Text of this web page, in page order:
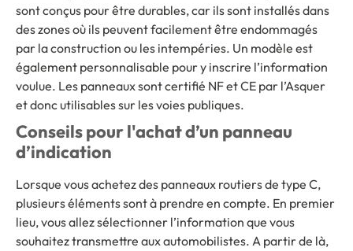
sont conçus pour être durables, car ils sont installés dans
des zones où ils peuvent facilement être endommagés
par la construction ou les intempéries. Un modèle est
également personnalisable pour y inscrire l’information
voulue. Les panneaux sont certifié NF et CE par l’Asquer
et donc utilisables sur les voies publiques.
Conseils pour l'achat d’un panneau
d’indication
Lorsque vous achetez des panneaux routiers de type C,
plusieurs éléments sont à prendre en compte. En premier
lieu, vous allez sélectionner l’information que vous
souhaitez transmettre aux automobilistes. A partir de là,